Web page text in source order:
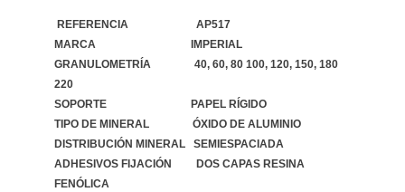
REFERENCIA AP517
MARCA IMPERIAL
GRANULOMETRÍA 40, 60, 80 100, 120, 150, 180
220
SOPORTE PAPEL RÍGIDO
TIPO DE MINERAL ÓXIDO DE ALUMINIO
DISTRIBUCIÓN MINERAL SEMIESPACIADA
ADHESIVOS FIJACIÓN DOS CAPAS RESINA
FENÓLICA